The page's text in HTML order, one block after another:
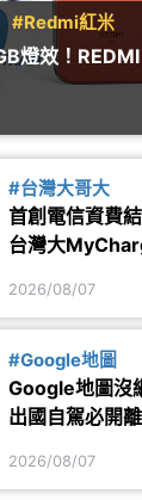
#Redmi紅米
燈效！
#台灣大哥大
首創電信資費
台灣大
2026/08/07
#Google地圖
Google地圖沒
出國自駕必開
2026/08/07